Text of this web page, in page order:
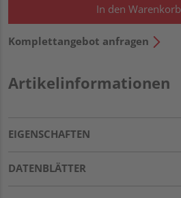
In den Warenkorb
Komplettangebot anfragen
Artikelinformationen
EIGENSCHAFTEN
DATENBLÄTTER